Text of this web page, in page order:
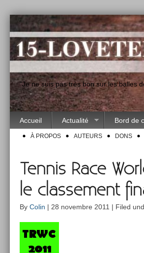
"Je ne suis pas très bon sur les balles
Accueil Actualité Bord de
À PROPOS AUTEURS DONS
Tennis Race
le classement
By Colin | 28 novembre 2011 | Filed